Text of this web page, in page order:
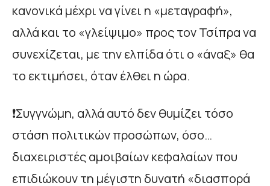
κανονικά μέχρι να γίνει η «μεταγραφή»,
αλλά και το «γλείψιμο» προς τον Τσίπρα να
συνεχίζεται, με την ελπίδα ότι ο «άναξ» θα
το εκτιμήσει, όταν έλθει η ώρα.
❗Συγγνώμη, αλλά αυτό δεν θυμίζει τόσο
στάση πολιτικών προσώπων, όσο…
διαχειριστές αμοιβαίων κεφαλαίων που
επιδιώκουν τη μέγιστη δυνατή «διασπορά